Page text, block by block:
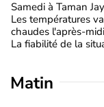
Samedi à Taman
Les températures
chaudes l'après-
La fiabilité de la
Matin